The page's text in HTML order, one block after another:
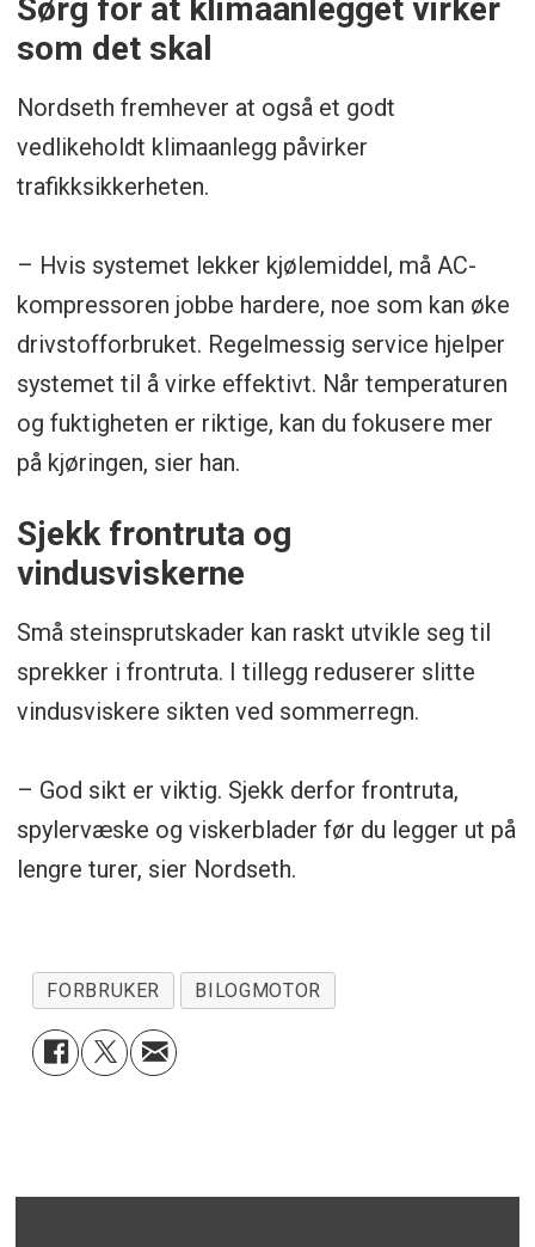
Sørg for at klimaanlegget virker
som det skal
Nordseth fremhever at også et godt
vedlikeholdt klimaanlegg påvirker
trafikksikkerheten.
– Hvis systemet lekker kjølemiddel, må AC-
kompressoren jobbe hardere, noe som kan øke
drivstofforbruket. Regelmessig service hjelper
systemet til å virke effektivt. Når temperaturen
og fuktigheten er riktige, kan du fokusere mer
på kjøringen, sier han.
Sjekk frontruta og
vindusviskerne
Små steinsprutskader kan raskt utvikle seg til
sprekker i frontruta. I tillegg reduserer slitte
vindusviskere sikten ved sommerregn.
– God sikt er viktig. Sjekk derfor frontruta,
spylervæske og viskerblader før du legger ut på
lengre turer, sier Nordseth.
FORBRUKER BILOGMOTOR